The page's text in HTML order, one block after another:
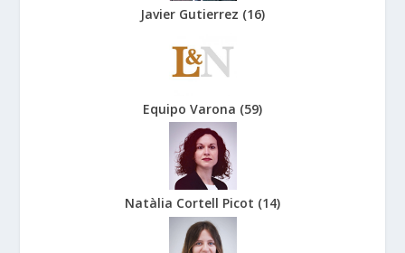
Javier Gutierrez (16)
Equipo Varona (59)
Natàlia Cortell Picot (14)